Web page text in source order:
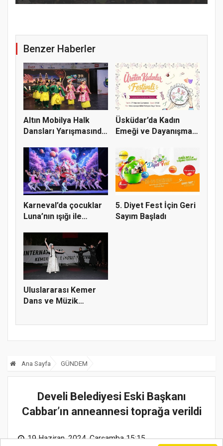
Benzer Haberler
Altın Mobilya Halk
Dansları Yarışmasında
Üsküdar’da Kadın
Emeği ve Dayanışması
Karneval’da çocuklar
Luna’nın ışığı ile
5. Diyet Fest İçin Geri
Sayım Başladı
Uluslararası Kemer
Dans ve Müzik
Ana Sayfa GÜNDEM
Develi Belediyesi Eski Başkanı
Cabbar’ın anneannesi toprağa verildi
19 Haziran, 2024, Çarşamba 15:15